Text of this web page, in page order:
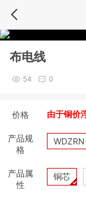
布电线
54 0
价格 由于铜价
产品规
格
产品属
性
铜芯